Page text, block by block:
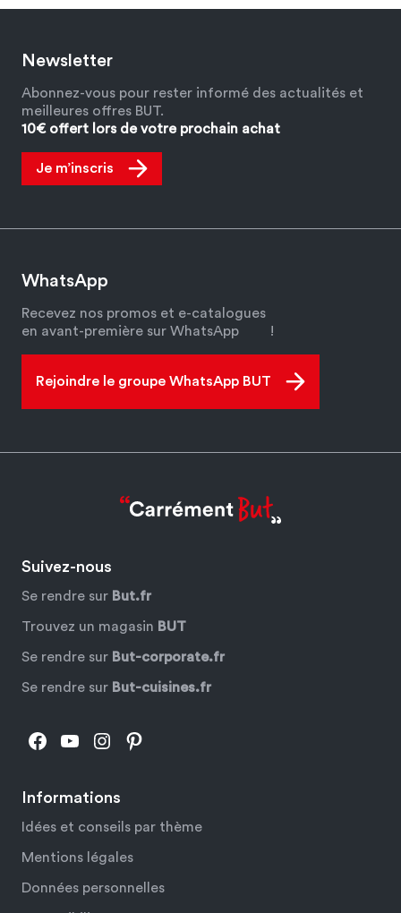
Newsletter
Abonnez-vous pour rester informé des actualités et
meilleures offres BUT.
10€ offert lors de votre prochain achat
Je m’inscris
WhatsApp
Recevez nos promos et e-catalogues
en avant-première sur WhatsApp
!
Rejoindre le groupe WhatsApp BUT
Informations
Idées et conseils par thème
Mentions légales
Données personnelles
Suivez-nous
Se rendre sur But.fr
Trouvez un magasin BUT
Se rendre sur But-corporate.fr
Se rendre sur But-cuisines.fr
Facebook
YouTube
Instagram
Pinterest